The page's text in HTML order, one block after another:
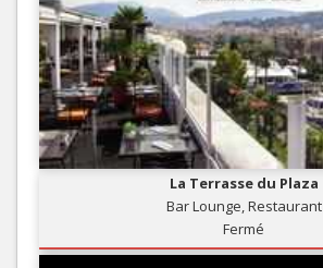
La Terrasse du Plaza
Bar Lounge, Restaurant
Fermé